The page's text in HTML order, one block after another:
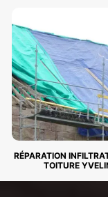
RÉPARATION
TOITURE